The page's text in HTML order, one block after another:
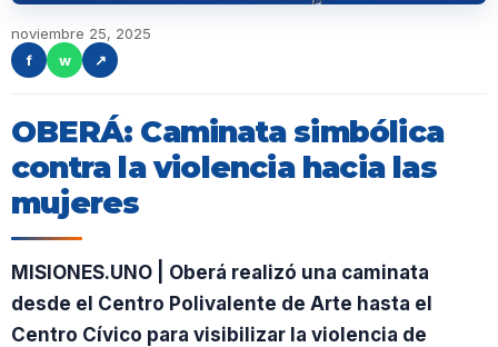
noviembre 25, 2025
f
w ↗
OBERÁ: Caminata simbólica
contra la violencia hacia las
mujeres
MISIONES.UNO | Oberá realizó una caminata
desde el Centro Polivalente de Arte hasta el
Centro Cívico para visibilizar la violencia de